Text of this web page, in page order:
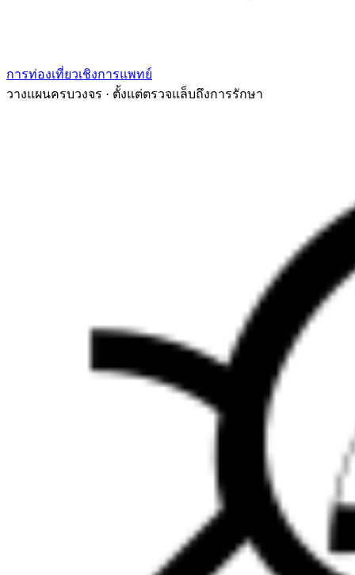
การท่องเที่ยวเชิงการแพทย์
วางแผนครบวงจร · ตั้งแต่ตรวจแล็บถึงการรักษา